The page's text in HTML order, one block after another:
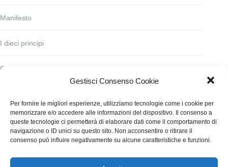
Gestisci Consenso Cookie
Per fornire le migliori esperienze, utilizziamo tecnologie come i cookie per
memorizzare e/o accedere alle informazioni del dispositivo. Il consenso a
queste tecnologie ci permetterà di elaborare dati come il comportamento di
navigazione o ID unici su questo sito. Non acconsentire o ritirare il
consenso può influire negativamente su alcune caratteristiche e funzioni.
Manifesto
I dieci principi
Codice deontologico
Finanziamento
Contatti